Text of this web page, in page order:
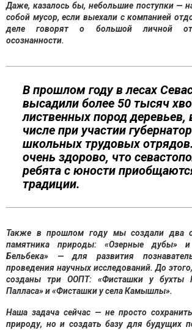
Даже, казалось бы, небольшие поступки —
собой мусор, если выехали с компанией
деле говорят о большой личной
осознанности.
В прошлом году в лесах
высадили более 50 тысяч
лиственных пород деревьев,
числе при участии
школьных трудовых
очень здорово, что
ребята с юности
традиции.
Также в прошлом году мы создали два
памятника природы: «Озерные дубы»
Бельбека» — для развития
проведения научных исследований. До
созданы три ООПТ: «Фисташки у бухты
Палласа» и «Фисташки у села Камышлы».
Наша задача сейчас — не просто
природу, но и создать базу для будущих